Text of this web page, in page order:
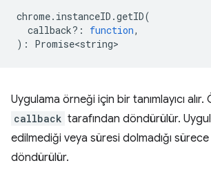
chrome. instanceID .getID(
callback? : function,
) : Promise<string>
Uygulama örneği için bir tanımlayıcı alır.
callback tarafından döndürülür.
edilmediği veya süresi dolmadığı sürece
döndürülür.